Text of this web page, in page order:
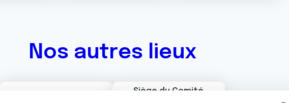
Nos autres lieux
Siège du Comité